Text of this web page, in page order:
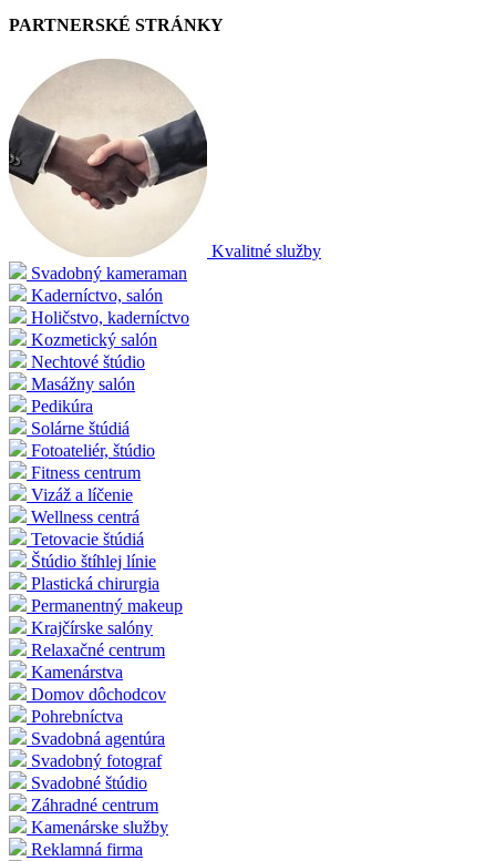
PARTNERSKÉ STRÁNKY
Kvalitné služby
Svadobný kameraman
Kaderníctvo, salón
Holičstvo, kaderníctvo
Kozmetický salón
Nechtové štúdio
Masážny salón
Pedikúra
Solárne štúdiá
Fotoateliér, štúdio
Fitness centrum
Vizáž a líčenie
Wellness centrá
Tetovacie štúdiá
Štúdio štíhlej línie
Plastická chirurgia
Permanentný makeup
Krajčírske salóny
Relaxačné centrum
Kamenárstva
Domov dôchodcov
Pohrebníctva
Svadobná agentúra
Svadobný fotograf
Svadobné štúdio
Záhradné centrum
Kamenárske služby
Reklamná firma